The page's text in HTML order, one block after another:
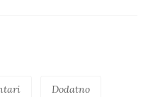
Dodatno